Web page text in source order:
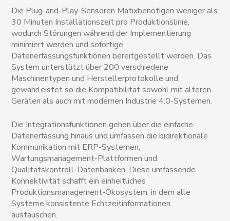
Die Plug-and-Play-Sensoren Matixbenötigen weniger als
30 Minuten Installationszeit pro Produktionslinie,
wodurch Störungen während der Implementierung
minimiert werden und sofortige
Datenerfassungsfunktionen bereitgestellt werden. Das
System unterstützt über 200 verschiedene
Maschinentypen und Herstellerprotokolle und
gewährleistet so die Kompatibilität sowohl mit älteren
Geräten als auch mit modernen Industrie 4.0-Systemen.
Die Integrationsfunktionen gehen über die einfache
Datenerfassung hinaus und umfassen die bidirektionale
Kommunikation mit ERP-Systemen,
Wartungsmanagement-Plattformen und
Qualitätskontroll-Datenbanken. Diese umfassende
Konnektivität schafft ein einheitliches
Produktionsmanagement-Ökosystem, in dem alle
Systeme konsistente Echtzeitinformationen
austauschen.